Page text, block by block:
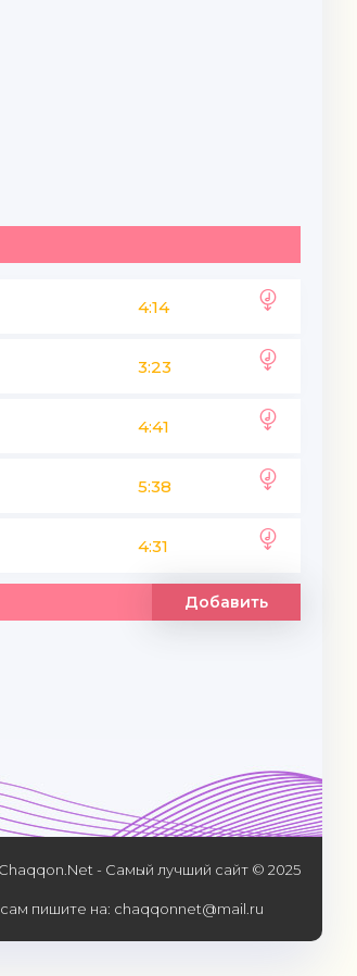
4:14
3:23
4:41
5:38
4:31
Добавить
Chaqqon.Net - Самый лучший сайт © 2025
пишите на: chaqqonnet@mail.ru